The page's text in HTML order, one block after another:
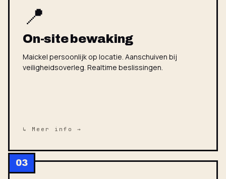
📍
On-site bewaking
Maickel persoonlijk op locatie. Aanschuiven bij
veiligheidsoverleg. Realtime beslissingen.
↳ Meer info →
03